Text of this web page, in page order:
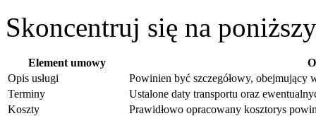
Skoncentruj się na
Element umowy
Opis usługi
Powinien być szczegółowy, obejmujący
Terminy
Ustalone daty transportu oraz
Koszty
Prawidłowo opracowany kosztorys